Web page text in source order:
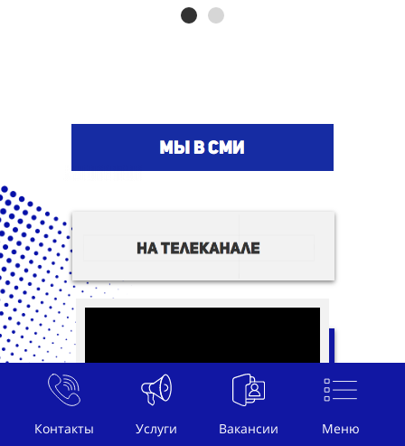
Контакты Услуги Вакансии Меню